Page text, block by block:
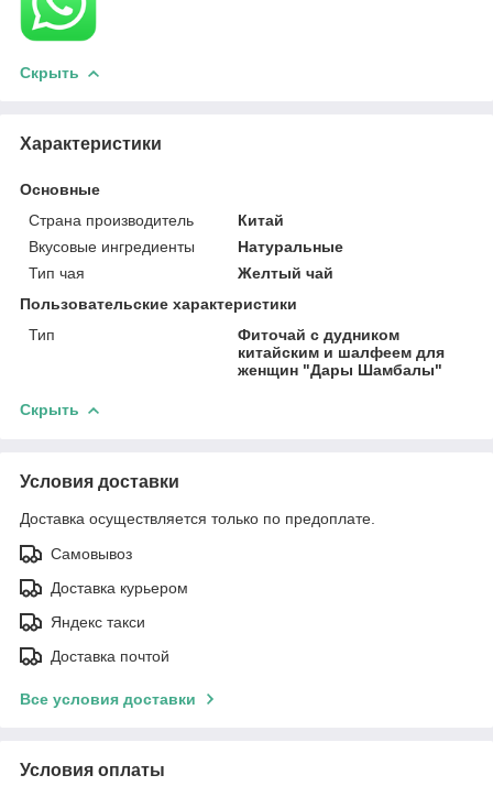
Скрыть
Характеристики
Основные
Страна производитель
Китай
Вкусовые ингредиенты
Натуральные
Тип чая
Желтый чай
Пользовательские характеристики
Тип
Фиточай с дудником
китайским и шалфеем для
женщин "Дары Шамбалы"
Скрыть
Условия доставки
Доставка осуществляется только по предоплате.
Самовывоз
Доставка курьером
Яндекс такси
Доставка почтой
Все условия доставки
Условия оплаты